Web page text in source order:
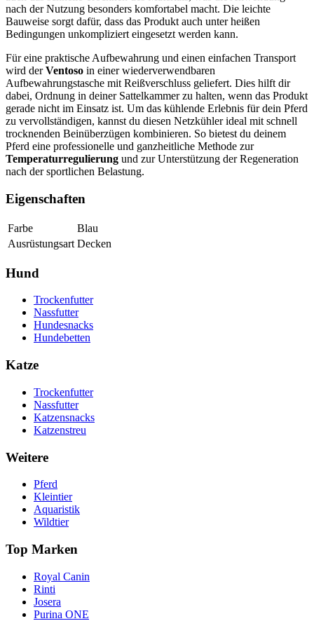
nach der Nutzung besonders komfortabel macht. Die leichte
Bauweise sorgt dafür, dass das Produkt auch unter heißen
Bedingungen unkompliziert eingesetzt werden kann.
Für eine praktische Aufbewahrung und einen einfachen Transport
wird derVentoso in einer wiederverwendbaren
Aufbewahrungstasche mit Reißverschluss geliefert. Dies hilft dir
dabei, Ordnung in deiner Sattelkammer zu halten, wenn das Produkt
gerade nicht im Einsatz ist. Um das kühlende Erlebnis für dein Pferd
zu vervollständigen, kannst du diesen Netzkühler ideal mit schnell
trocknenden Beinüberzügen kombinieren. So bietest du deinem
Pferd eine professionelle und ganzheitliche Methode zur
Temperaturregulierung und zur Unterstützung der Regeneration
nach der sportlichen Belastung.
Eigenschaften
Farbe
Blau
Ausrüstungsart Decken
Hund
Trockenfutter
Nassfutter
Hundesnacks
Hundebetten
Katze
Trockenfutter
Nassfutter
Katzensnacks
Katzenstreu
Weitere
Pferd
Kleintier
Aquaristik
Wildtier
Top Marken
Royal Canin
Rinti
Josera
Purina ONE